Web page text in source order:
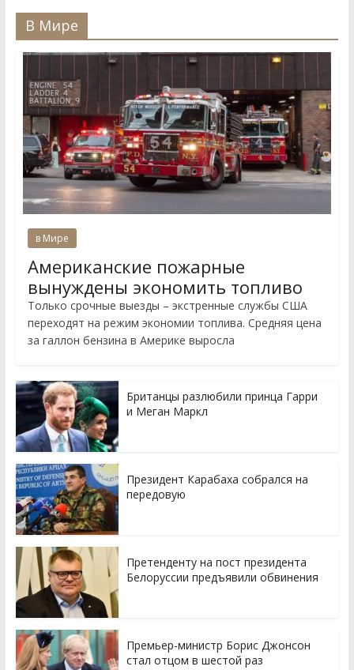
В Мире
в Мире
Американские пожарные
вынуждены экономить топливо
Только срочные выезды – экстренные службы США
переходят на режим экономии топлива. Средняя цена
за галлон бензина в Америке выросла
Британцы разлюбили принца Гарри
и Меган Маркл
Президент Карабаха собрался на
передовую
Претенденту на пост президента
Белоруссии предъявили обвинения
Премьер-министр Борис Джонсон
стал отцом в шестой раз